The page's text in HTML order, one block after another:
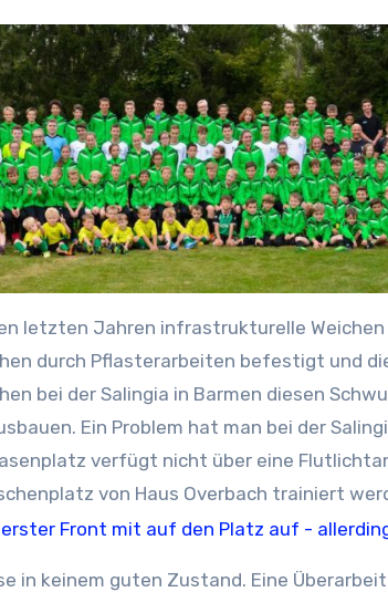
letzten Jahren infrastrukturelle
durch Pflasterarbeiten befestigt und
bei der Salingia in Barmen diesen
Ein Problem hat man bei der
verfügt nicht über eine
von Haus Overbach trainiert
in keinem guten Zustand. Eine